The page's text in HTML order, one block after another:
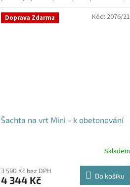
hadice i...
Doprava Zdarma
Šachta na vrt Mini - k obetonování
Skladem
3 590 Kč bez DPH
4 344 Kč Do košíku
Kód: 2076/21